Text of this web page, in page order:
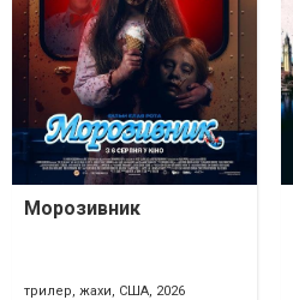
Морозивник
трилер, жахи, США, 2026